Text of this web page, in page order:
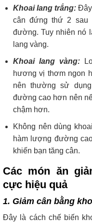
Khoai lang trắng:
cân đứng thứ 2 sau
đường. Tuy nhiên nó
lang vàng.
Khoai lang vàng:
hương vị thơm ngon
nên thường sử
đường cao hơn nên
chậm hơn.
Không nên dùng
hàm lượng đường
khiến bạn tăng cân.
Các món ăn
cực hiệu quả
1. Giảm cân bằng
Đây là cách chế biến